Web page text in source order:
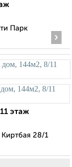
Парк
›
этаж
28/1